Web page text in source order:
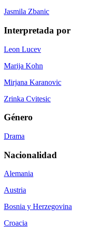
Jasmila Zbanic
Interpretada por
Leon Lucev
Marija Kohn
Mirjana Karanovic
Zrinka Cvitesic
Género
Drama
Nacionalidad
Alemania
Austria
Bosnia y Herzegovina
Croacia